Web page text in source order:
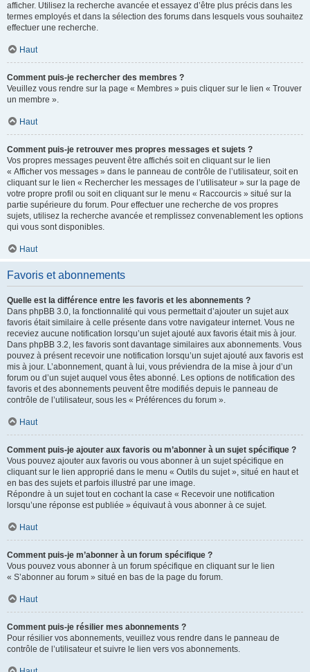
afficher. Utilisez la recherche avancée et essayez d’être plus précis dans les
termes employés et dans la sélection des forums dans lesquels vous souhaitez
effectuer une recherche.
Haut
Comment puis-je rechercher des membres ?
Veuillez vous rendre sur la page « Membres » puis cliquer sur le lien « Trouver
un membre ».
Haut
Comment puis-je retrouver mes propres messages et sujets ?
Vos propres messages peuvent être affichés soit en cliquant sur le lien
« Afficher vos messages » dans le panneau de contrôle de l’utilisateur, soit en
cliquant sur le lien « Rechercher les messages de l’utilisateur » sur la page de
votre propre profil ou soit en cliquant sur le menu « Raccourcis » situé sur la
partie supérieure du forum. Pour effectuer une recherche de vos propres
sujets, utilisez la recherche avancée et remplissez convenablement les options
qui vous sont disponibles.
Haut
Favoris et abonnements
Quelle est la différence entre les favoris et les abonnements ?
Dans phpBB 3.0, la fonctionnalité qui vous permettait d’ajouter un sujet aux
favoris était similaire à celle présente dans votre navigateur internet. Vous ne
receviez aucune notification lorsqu’un sujet ajouté aux favoris était mis à jour.
Dans phpBB 3.2, les favoris sont davantage similaires aux abonnements. Vous
pouvez à présent recevoir une notification lorsqu’un sujet ajouté aux favoris est
mis à jour. L’abonnement, quant à lui, vous préviendra de la mise à jour d’un
forum ou d’un sujet auquel vous êtes abonné. Les options de notification des
favoris et des abonnements peuvent être modifiés depuis le panneau de
contrôle de l’utilisateur, sous les « Préférences du forum ».
Haut
Comment puis-je ajouter aux favoris ou m’abonner à un sujet spécifique ?
Vous pouvez ajouter aux favoris ou vous abonner à un sujet spécifique en
cliquant sur le lien approprié dans le menu « Outils du sujet », situé en haut et
en bas des sujets et parfois illustré par une image.
Répondre à un sujet tout en cochant la case « Recevoir une notification
lorsqu’une réponse est publiée » équivaut à vous abonner à ce sujet.
Haut
Comment puis-je m’abonner à un forum spécifique ?
Vous pouvez vous abonner à un forum spécifique en cliquant sur le lien
« S’abonner au forum » situé en bas de la page du forum.
Haut
Comment puis-je résilier mes abonnements ?
Pour résilier vos abonnements, veuillez vous rendre dans le panneau de
contrôle de l’utilisateur et suivre le lien vers vos abonnements.